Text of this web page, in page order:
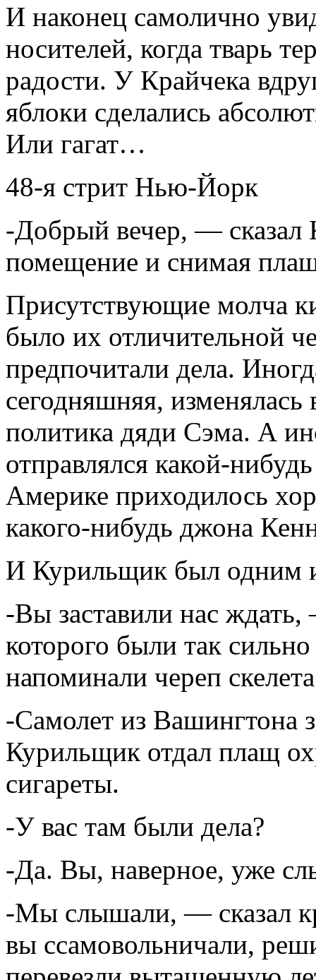
И наконец самолично
носителей, когда тварь
радости. У Крайчека
яблоки сделались
Или гагат…
48-я стрит Нью-Йорк
-Добрый вечер, — сказал
помещение и снимая
Присутствующие молча
было их отличительной
предпочитали дела.
сегодняшняя,
политика дяди Сэма. А
отправлялся какой-
Америке приходилось
какого-нибудь джона
И Курильщик был одним
-Вы заставили нас ждать,
которого были так
напоминали череп
-Самолет из Вашингтона
Курильщик отдал плащ
сигареты.
-У вас там были дела?
-Да. Вы, наверное, уже
-Мы слышали, — сказал
вы ссамовольничали,